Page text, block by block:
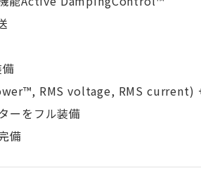
RMS voltage, RMS current)
ーをフル装備
備